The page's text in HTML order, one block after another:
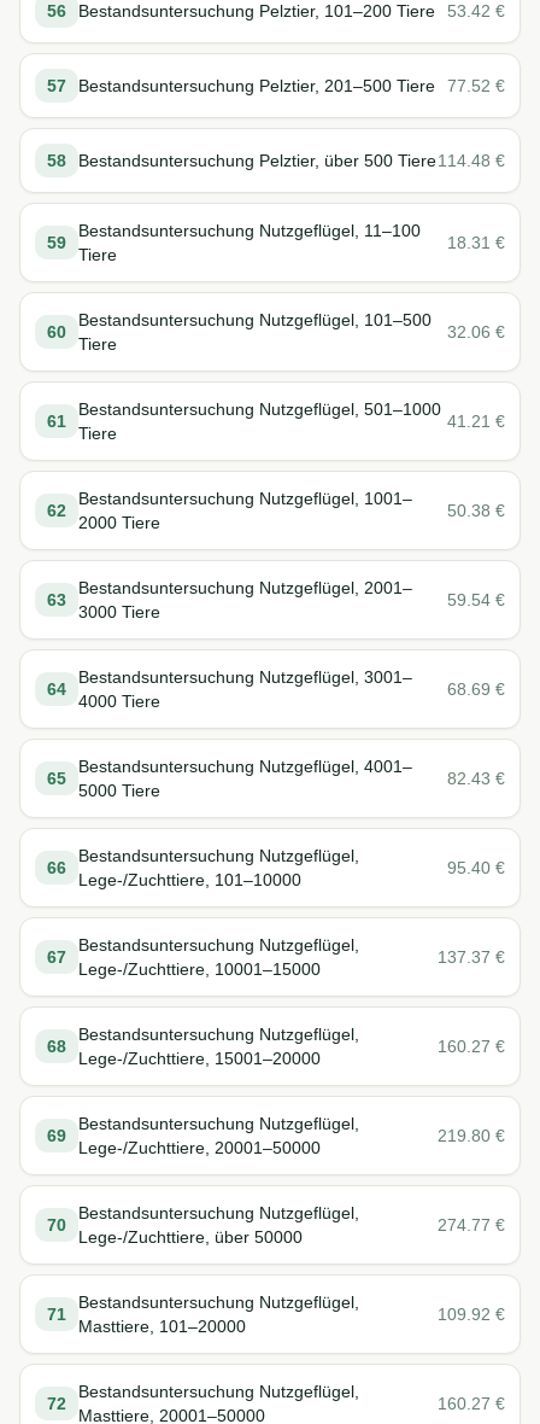
56 Bestandsuntersuchung Pelztier, 101–200 Tiere 53.42 €
57 Bestandsuntersuchung Pelztier, 201–500 Tiere 77.52 €
58 Bestandsuntersuchung Pelztier, über 500 Tiere114.48 €
59
Bestandsuntersuchung Nutzgeflügel, 11–100
Tiere
18.31 €
60
Bestandsuntersuchung Nutzgeflügel, 101–500
Tiere
32.06 €
61
Bestandsuntersuchung Nutzgeflügel, 501–1000
Tiere
41.21 €
62
Bestandsuntersuchung Nutzgeflügel, 1001–
2000 Tiere
50.38 €
63
Bestandsuntersuchung Nutzgeflügel, 2001–
3000 Tiere
59.54 €
64
Bestandsuntersuchung Nutzgeflügel, 3001–
4000 Tiere
68.69 €
65
Bestandsuntersuchung Nutzgeflügel, 4001–
5000 Tiere
82.43 €
66
Bestandsuntersuchung Nutzgeflügel,
Lege-/Zuchttiere, 101–10000
95.40 €
67
Bestandsuntersuchung Nutzgeflügel,
Lege-/Zuchttiere, 10001–15000
137.37 €
68
Bestandsuntersuchung Nutzgeflügel,
Lege-/Zuchttiere, 15001–20000
160.27 €
69
Bestandsuntersuchung Nutzgeflügel,
Lege-/Zuchttiere, 20001–50000
219.80 €
70
Bestandsuntersuchung Nutzgeflügel,
Lege-/Zuchttiere, über 50000
274.77 €
71
Bestandsuntersuchung Nutzgeflügel,
Masttiere, 101–20000
109.92 €
72
Bestandsuntersuchung Nutzgeflügel,
Masttiere, 20001–50000
160.27 €